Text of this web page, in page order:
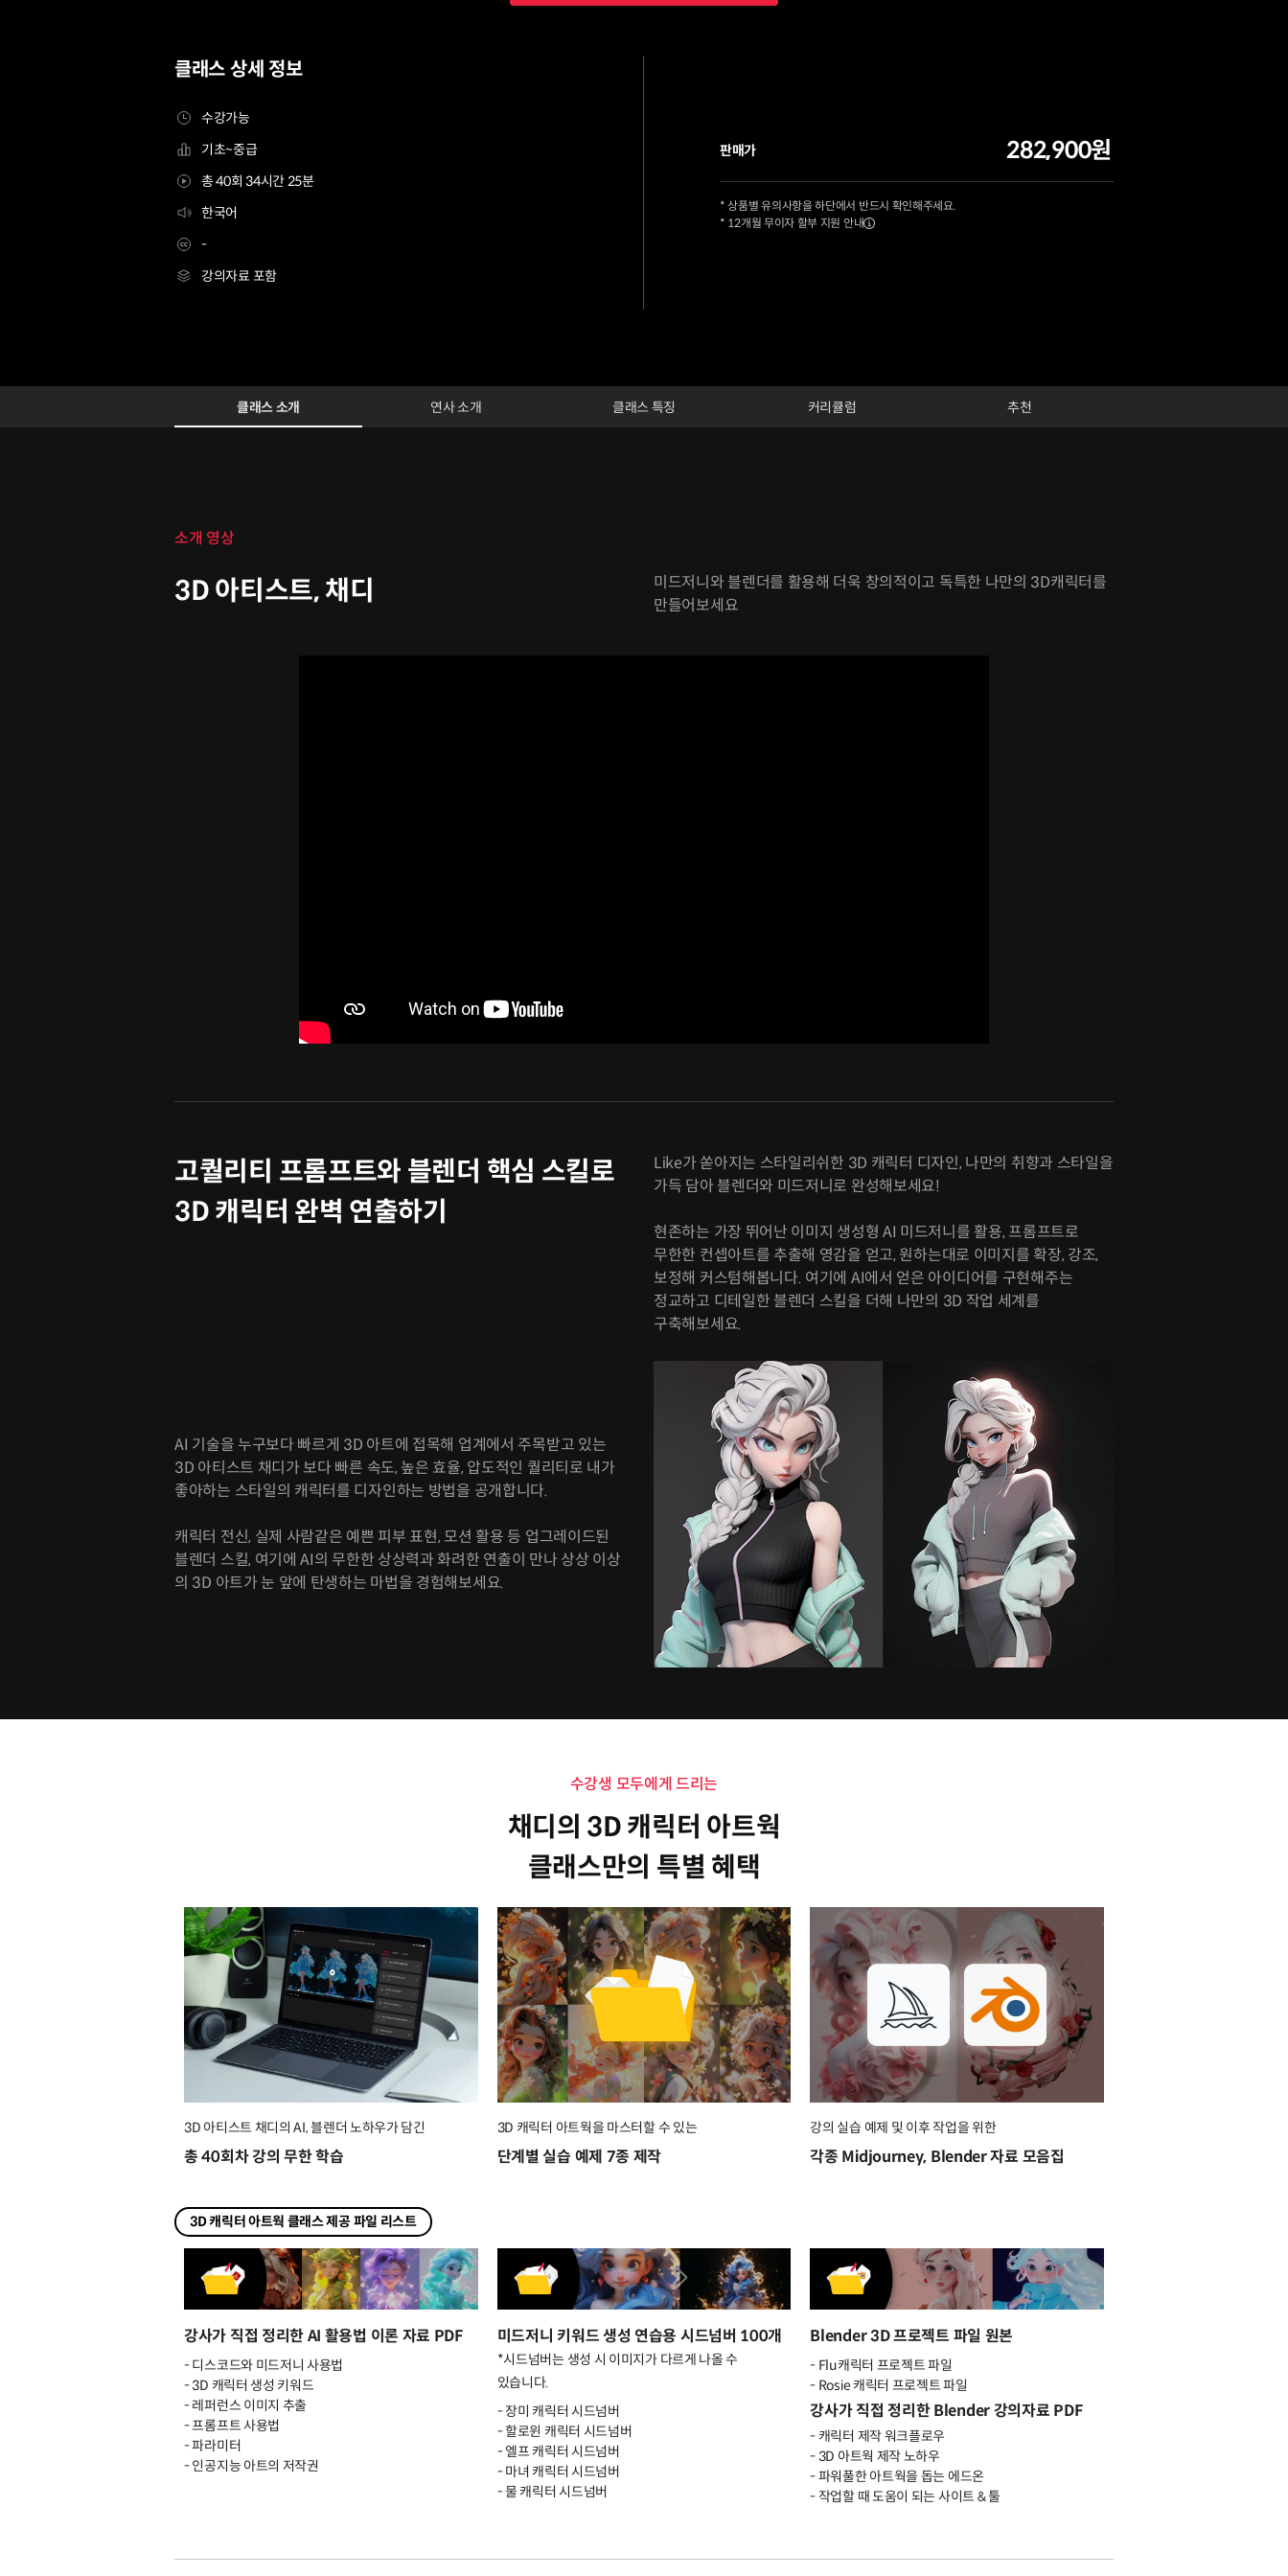
클래스 상세 정보
수강가능
기초~중급
총 40회 34시간 25분
한국어
-
강의자료 포함
판매가 282,900원
* 상품별 유의사항을 하단에서 반드시 확인해주세요.
* 12개월 무이자 할부 지원 안내
Configuration Information Shortcuts클래스 소개 연사 소개 클래스 특징 커리큘럼
추천
소개 영상
3D 아티스트, 채디
미드저니와 블렌더를 활용해 더욱 창의적이고 독특한 나만의 3D캐릭터를
만들어보세요
고퀄리티 프롬프트와 블렌더 핵심 스킬로
3D 캐릭터 완벽 연출하기
Like가 쏟아지는 스타일리쉬한 3D 캐릭터 디자인, 나만의 취향과 스타일을
가득 담아 블렌더와 미드저니로 완성해보세요!
현존하는 가장 뛰어난 이미지 생성형 AI 미드저니를 활용, 프롬프트로
무한한 컨셉아트를 추출해 영감을 얻고, 원하는대로 이미지를 확장, 강조,
보정해 커스텀해봅니다. 여기에 AI에서 얻은 아이디어를 구현해주는
정교하고 디테일한 블렌더 스킬을 더해 나만의 3D 작업 세계를
구축해보세요.
AI 기술을 누구보다 빠르게 3D 아트에 접목해 업계에서 주목받고 있는
3D 아티스트 채디가 보다 빠른 속도, 높은 효율, 압도적인 퀄리티로 내가
좋아하는 스타일의 캐릭터를 디자인하는 방법을 공개합니다.
캐릭터 전신, 실제 사람같은 예쁜 피부 표현, 모션 활용 등 업그레이드된
블렌더 스킬, 여기에 AI의 무한한 상상력과 화려한 연출이 만나 상상 이상
의 3D 아트가 눈 앞에 탄생하는 마법을 경험해보세요.
수강생 모두에게 드리는
채디의 3D 캐릭터 아트웍
클래스만의 특별 혜택
3D 아티스트 채디의 AI, 블렌더 노하우가 담긴
총 40회차 강의 무한 학습
3D 캐릭터 아트웍을 마스터할 수 있는
단계별 실습 예제 7종 제작
강의 실습 예제 및 이후 작업을 위한
각종 Midjourney, Blender 자료 모음집
3D 캐릭터 아트웍 클래스 제공 파일 리스트
강사가 직접 정리한 AI 활용법 이론 자료 PDF
- 디스코드와 미드저니 사용법
- 3D 캐릭터 생성 키워드
- 레퍼런스 이미지 추출
- 프롬프트 사용법
- 파라미터
- 인공지능 아트의 저작권
미드저니 키워드 생성 연습용 시드넘버 100개
*시드넘버는 생성 시 이미지가 다르게 나올 수
있습니다.
- 장미 캐릭터 시드넘버
- 할로윈 캐릭터 시드넘버
- 엘프 캐릭터 시드넘버
- 마녀 캐릭터 시드넘버
- 물 캐릭터 시드넘버
Blender 3D 프로젝트 파일 원본
- Flu캐릭터 프로젝트 파일
- Rosie 캐릭터 프로젝트 파일
강사가 직접 정리한 Blender 강의자료 PDF
- 캐릭터 제작 워크플로우
- 3D 아트웍 제작 노하우
- 파워풀한 아트웍을 돕는 에드온
- 작업할 때 도움이 되는 사이트 & 툴